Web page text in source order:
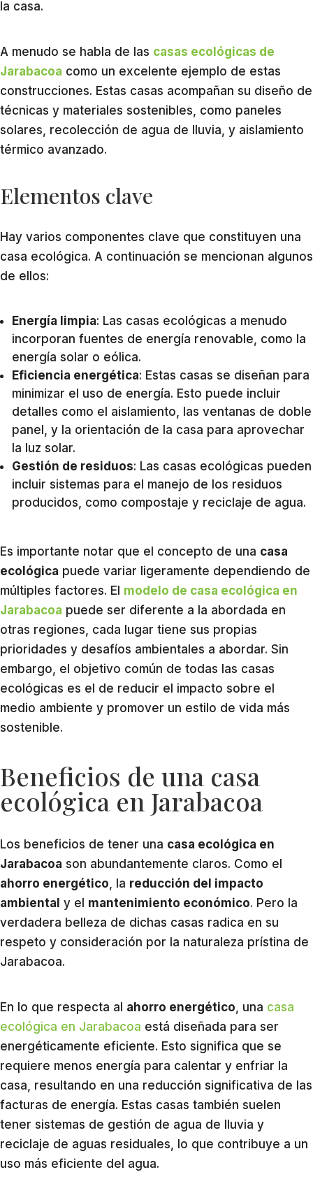
la casa.
A menudo se habla de las casas ecológicas de
Jarabacoa como un excelente ejemplo de estas
construcciones. Estas casas acompañan su diseño de
técnicas y materiales sostenibles, como paneles
solares, recolección de agua de lluvia, y aislamiento
térmico avanzado.
Elementos clave
Hay varios componentes clave que constituyen una
casa ecológica. A continuación se mencionan algunos
de ellos:
Energía limpia: Las casas ecológicas a menudo
incorporan fuentes de energía renovable, como la
energía solar o eólica.
Eficiencia energética: Estas casas se diseñan para
minimizar el uso de energía. Esto puede incluir
detalles como el aislamiento, las ventanas de doble
panel, y la orientación de la casa para aprovechar
la luz solar.
Gestión de residuos: Las casas ecológicas pueden
incluir sistemas para el manejo de los residuos
producidos, como compostaje y reciclaje de agua.
Es importante notar que el concepto de una casa
ecológica puede variar ligeramente dependiendo de
múltiples factores. El modelo de casa ecológica en
Jarabacoa puede ser diferente a la abordada en
otras regiones, cada lugar tiene sus propias
prioridades y desafíos ambientales a abordar. Sin
embargo, el objetivo común de todas las casas
ecológicas es el de reducir el impacto sobre el
medio ambiente y promover un estilo de vida más
sostenible.
Beneficios de una casa
ecológica en Jarabacoa
Los beneficios de tener una casa ecológica en
Jarabacoa son abundantemente claros. Como el
ahorro energético, la reducción del impacto
ambiental y el mantenimiento económico. Pero la
verdadera belleza de dichas casas radica en su
respeto y consideración por la naturaleza prístina de
Jarabacoa.
En lo que respecta al ahorro energético, una casa
ecológica en Jarabacoa está diseñada para ser
energéticamente eficiente. Esto significa que se
requiere menos energía para calentar y enfriar la
casa, resultando en una reducción significativa de las
facturas de energía. Estas casas también suelen
tener sistemas de gestión de agua de lluvia y
reciclaje de aguas residuales, lo que contribuye a un
uso más eficiente del agua.